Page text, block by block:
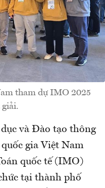
tham dự IMO 2025
giải.
và Đào tạo thông
gia Việt Nam
quốc tế (IMO)
tại thành phố